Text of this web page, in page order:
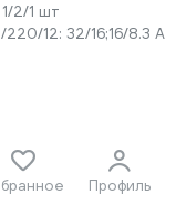
Профиль
1/2/1 шт
220/12: 32/16;16/8.3 А